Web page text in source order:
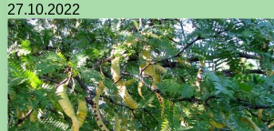
27.10.2022